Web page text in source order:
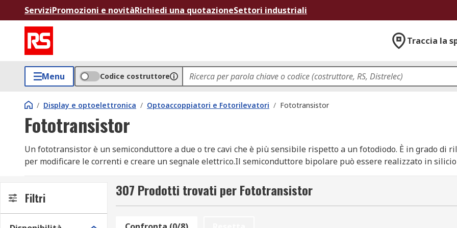
ServiziPromozioni e novitàRichiedi una quotazioneSettori industriali
Traccia la
Menu Codice costruttore
/ Display e optoelettronica / Optoaccoppiatori e Fotorilevatori / Fototransistor
Fototransistor
Un fototransistor è un semiconduttore a due o tre cavi che è più sensibile rispetto a un fotodiodo. È in grado
per modificare le correnti e creare un segnale elettrico.Il semiconduttore bipolare può essere realizzato in
fototransistor altererà la corrente che scorre tra un emettitore e collettore, a seconda della luce e del livello di
vantaggi• Supporto per montaggio superficiale a riflusso• Piccolo, ultra-sottile• Elevata sensibilità• Resistenza
dispositivi e applicazioni, come ad esempio: • Fotointerruttori• Elettronica industriale• Dispositivi di rilevamento
Filtri 307 Prodotti trovati per Fototransistor